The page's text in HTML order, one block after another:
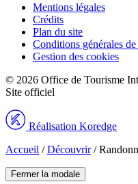
Mentions légales
Crédits
Plan du site
Conditions générales
Gestion des cookies
© 2026 Office de Tourisme
Site officiel
Réalisation Koredge
Accueil /Découvrir/
Fermer la modale